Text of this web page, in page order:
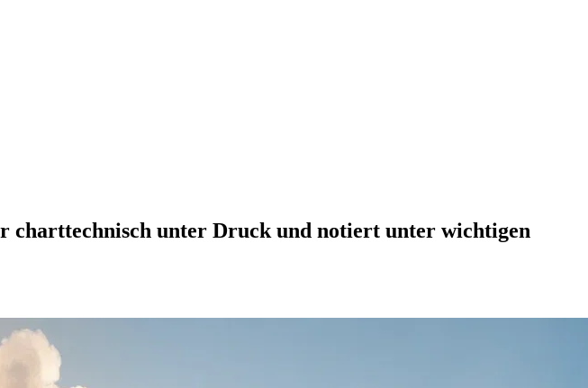
charttechnisch unter Druck und notiert unter wichtigen